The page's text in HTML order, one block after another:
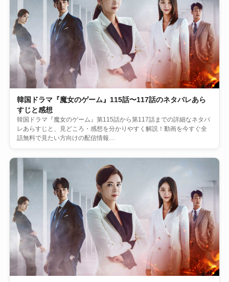
韓国ドラマ『魔女のゲーム』115話〜117話のネタバレあら
すじと感想
韓国ドラマ『魔女のゲーム』第115話から第117話までの詳細なネタバ
レあらすじと、見どころ・感想を分かりやすく解説！動画を今すぐ全
話無料で見たい方向けの配信情報…